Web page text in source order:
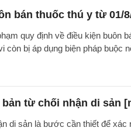
bán thuốc thú y từ 01/
quy định về điều kiện buôn
còn bị áp dụng biện pháp
từ chối nhận di sản
di sản là bước cần thiết để